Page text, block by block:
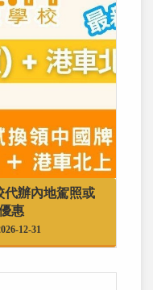
代辦內地駕照或
惠
12-31